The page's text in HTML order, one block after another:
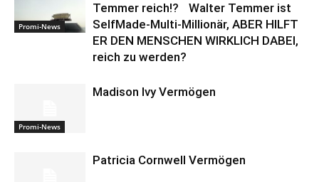
Promi-News
Temmer reich!? Walter Temmer ist
SelfMade-Multi-Millionär, ABER HILFT
ER DEN MENSCHEN WIRKLICH DABEI,
reich zu werden?
Promi-News
Madison Ivy Vermögen
Patricia Cornwell Vermögen